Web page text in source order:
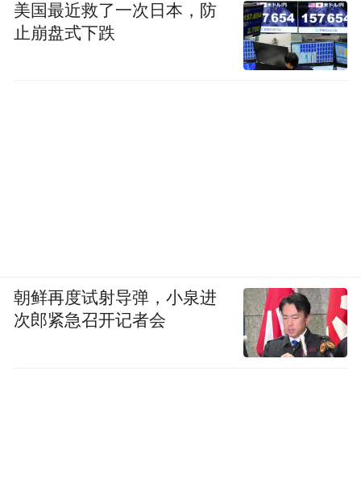
美国最近救了一次日本，防
止崩盘式下跌
朝鲜再度试射导弹，小泉进
次郎紧急召开记者会